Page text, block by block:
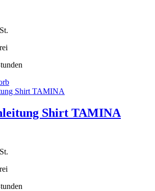
Shirt TAMINA